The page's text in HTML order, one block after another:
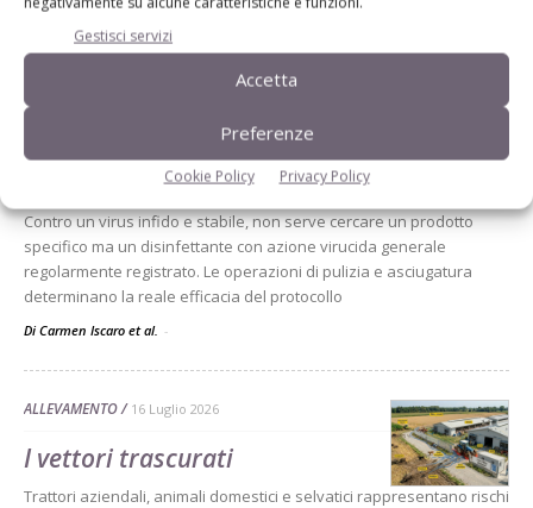
Gestisci servizi
Accetta
Preferenze
Cookie Policy Privacy Policy
Dalla stessa categoria
ALLEVAMENTO
Quali disinfettanti scegliere
contro la Psa
Contro un virus infido e stabile, non serve cercare un prodotto
specifico ma un disinfettante con azione virucida generale
regolarmente registrato. Le operazioni di pulizia e asciugatura
determinano la reale efficacia del protocollo
Di Carmen Iscaro et al. -
ALLEVAMENTO 16 Luglio 2026
I vettori trascurati
Trattori aziendali, animali domestici e selvatici rappresentano rischi